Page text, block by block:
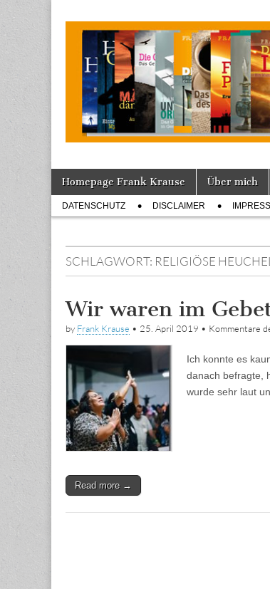
Tagebuch
Main
menu
Skip
content
Homepage Frank Krause Über mich
Sub
menu
DATENSCHUTZ DISCLAIMER
SCHLAGWORT: RELIGIÖSE
Wir waren im
by Frank Krause • 25. April 2019 • Kommentare
Ich konnte es
danach befragte,
wurde sehr laut
Read more →